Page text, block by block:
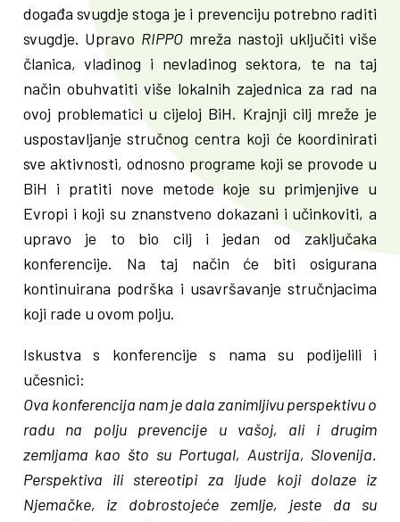
događa svugdje stoga je i prevenciju potrebno raditi
svugdje. Upravo RIPPO mreža nastoji uključiti više
članica, vladinog i nevladinog sektora, te na taj
način obuhvatiti više lokalnih zajednica za rad na
ovoj problematici u cijeloj BiH. Krajnji cilj mreže je
uspostavljanje stručnog centra koji će koordinirati
sve aktivnosti, odnosno programe koji se provode u
BiH i pratiti nove metode koje su primjenjive u
Evropi i koji su znanstveno dokazani i učinkoviti, a
upravo je to bio cilj i jedan od zaključaka
konferencije. Na taj način će biti osigurana
kontinuirana podrška i usavršavanje stručnjacima
koji rade u ovom polju.
Iskustva s konferencije s nama su podijelili i
učesnici:
Ova konferencija nam je dala zanimljivu perspektivu o
radu na polju prevencije u vašoj, ali i drugim
zemljama kao što su Portugal, Austrija, Slovenija.
Perspektiva ili stereotipi za ljude koji dolaze iz
Njemačke, iz dobrostojeće zemlje, jeste da su